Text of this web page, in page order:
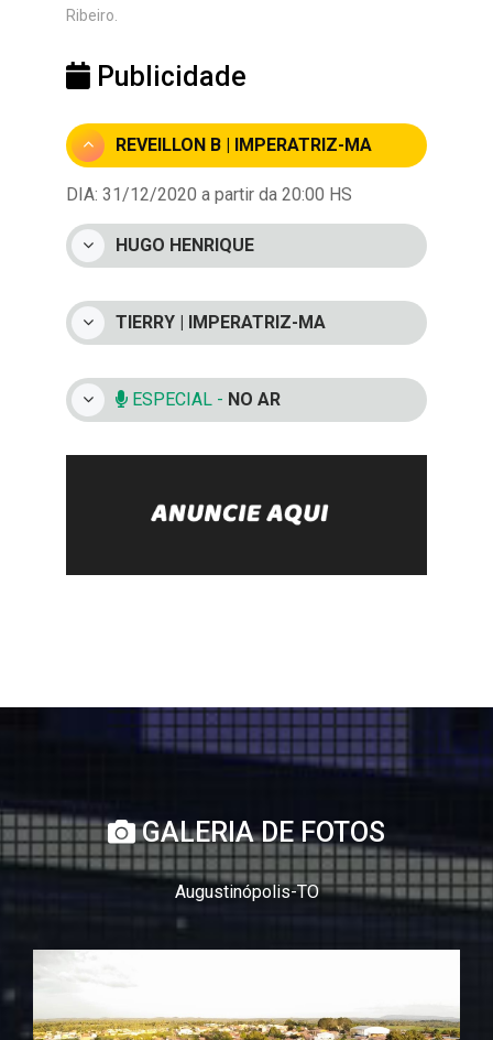
Ribeiro.
Publicidade
REVEILLON B | IMPERATRIZ-MA
DIA: 31/12/2020 a partir da 20:00 HS
HUGO HENRIQUE
TIERRY | IMPERATRIZ-MA
ESPECIAL - NO AR
GALERIA DE FOTOS
Augustinópolis-TO